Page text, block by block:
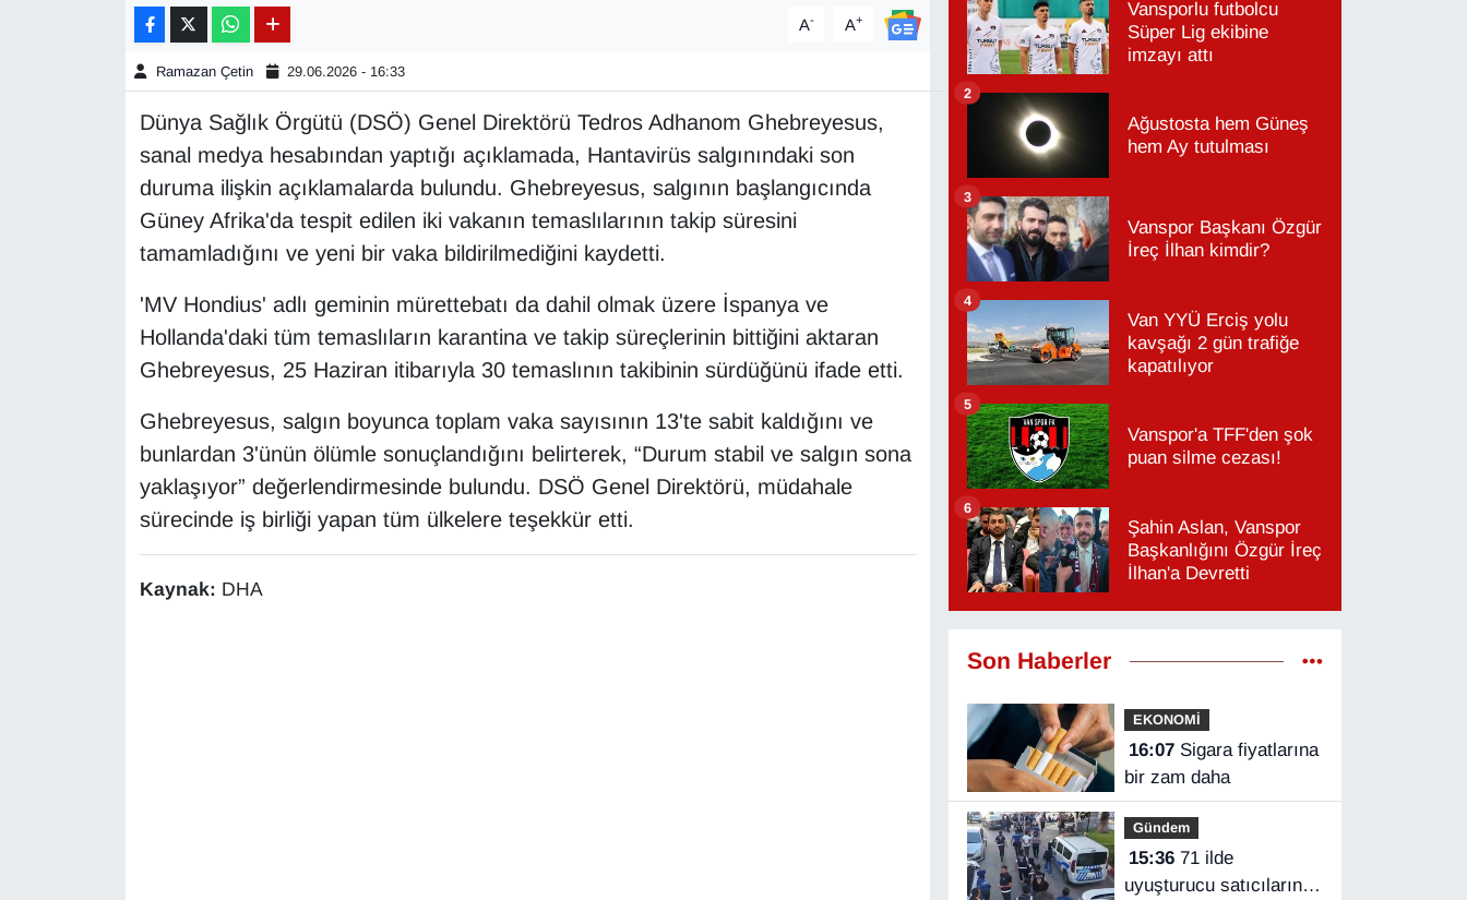
A- A+
Ramazan Çetin 29.06.2026 - 16:33
Dünya Sağlık Örgütü (DSÖ) Genel Direktörü Tedros Adhanom Ghebreyesus,
sanal medya hesabından yaptığı açıklamada, Hantavirüs salgınındaki son
duruma ilişkin açıklamalarda bulundu. Ghebreyesus, salgının başlangıcında
Güney Afrika'da tespit edilen iki vakanın temaslılarının takip süresini
tamamladığını ve yeni bir vaka bildirilmediğini kaydetti.
'MV Hondius' adlı geminin mürettebatı da dahil olmak üzere İspanya ve
Hollanda'daki tüm temaslıların karantina ve takip süreçlerinin bittiğini aktaran
Ghebreyesus, 25 Haziran itibarıyla 30 temaslının takibinin sürdüğünü ifade etti.
Ghebreyesus, salgın boyunca toplam vaka sayısının 13'te sabit kaldığını ve
bunlardan 3'ünün ölümle sonuçlandığını belirterek, “Durum stabil ve salgın sona
yaklaşıyor” değerlendirmesinde bulundu. DSÖ Genel Direktörü, müdahale
sürecinde iş birliği yapan tüm ülkelere teşekkür etti.
Kaynak: DHA
Vansporlu futbolcu
Süper Lig ekibine
imzayı attı
Ağustosta hem Güneş
hem Ay tutulması
2
Vanspor Başkanı Özgür
İreç İlhan kimdir?
3
Van YYÜ Erciş yolu
kavşağı 2 gün trafiğe
kapatılıyor
4
Vanspor'a TFF'den şok
puan silme cezası!
5
Şahin Aslan, Vanspor
Başkanlığını Özgür İreç
İlhan'a Devretti
6
Son Haberler
EKONOMİ
16:07Sigara fiyatlarına
bir zam daha
Gündem
15:3671 ilde
uyuşturucu satıcılarına
HABERDE İNSAN
Kamu Alımları
Kim Kimdir?
Kültür & Sanat
MAGAZİN